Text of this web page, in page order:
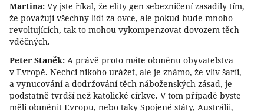
Martina: Vy jste říkal, že elity gen sebezničení zasadily tím,
že považují všechny lidi za ovce, ale pokud bude mnoho
revoltujících, tak to mohou vykompenzovat dovozem těch
vděčných.
Peter Staněk: A právě proto máte obměnu obyvatelstva
v Evropě. Nechci nikoho urážet, ale je známo, že vliv šaríi,
a vynucování a dodržování těch náboženských zásad, je
podstatně tvrdší než katolické církve. V tom případě byste
měli obměnit Evropu, nebo taky Spojené státy, Austrálii,